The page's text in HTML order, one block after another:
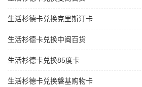
生活杉德卡兑换克里斯汀卡
生活杉德卡兑换中闽百货
生活杉德卡兑换85度卡
生活杉德卡兑换磐基购物卡